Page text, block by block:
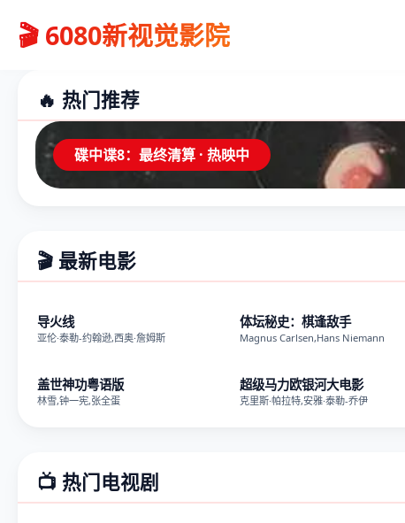
🎬 6080新视觉影院
🔥 热门推荐
碟中谍8：最终清算 · 热映中
🎬 最新电影
抢先版
导火线
亚伦·泰勒-约翰逊,西奥·詹姆斯
正片
体坛秘史：棋逢敌手
Magnus Carlsen,Hans Niemann
盖世神功粤语版
林雪,钟一宪,张全蛋
抢先版
超级马力欧银河大电影
克里斯·帕拉特,安雅·泰勒-乔伊
📺 热门电视剧
第1集 第9集